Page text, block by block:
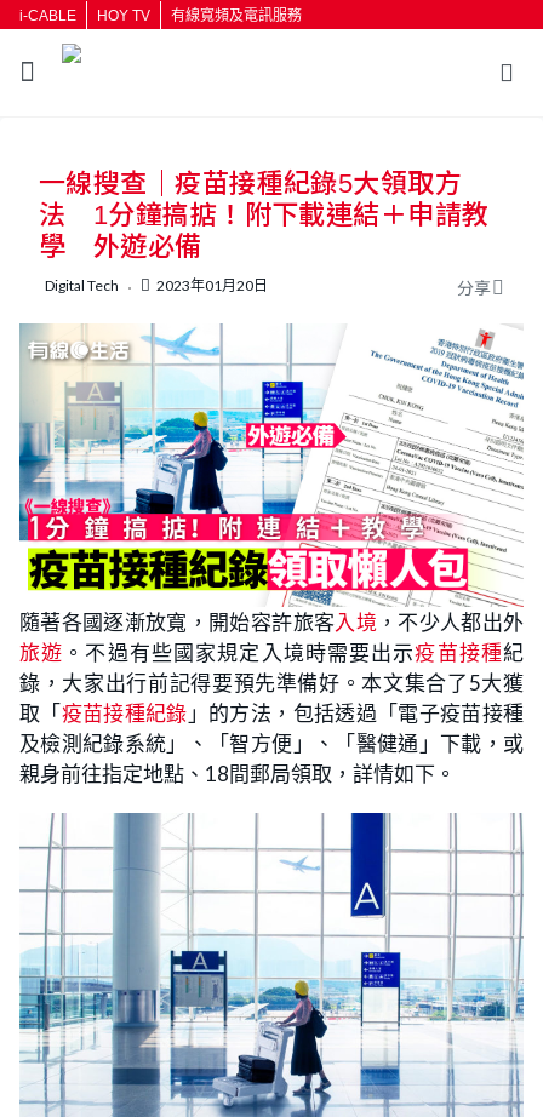
i-CABLE HOY TV 有線寬頻及電訊服務
按輸入鍵開始搜尋
一線搜查｜疫苗接種紀錄5大領取方
法 1分鐘搞掂！附下載連結＋申請教
學 外遊必備
Digital Tech 2023年01月20日 分享
隨著各國逐漸放寬，開始容許旅客入境 ，不少人都出外
旅遊 。不過有些國家規定入境時需要出示疫苗接種紀
錄，大家出行前記得要預先準備好。本文集合了5大獲
取「疫苗接種紀錄 」的方法，包括透過「電子疫苗接種
及檢測紀錄系統」、「智方便」、「醫健通」下載，或
親身前往指定地點、18間郵局領取，詳情如下。